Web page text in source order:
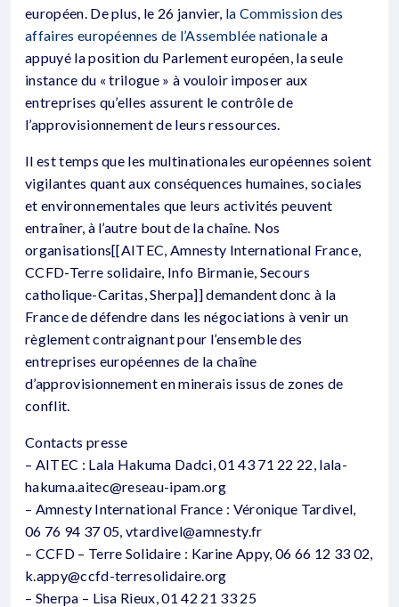
européen. De plus, le 26 janvier, la Commission des
affaires européennes de l’Assemblée nationale a
appuyé la position du Parlement européen, la seule
instance du « trilogue » à vouloir imposer aux
entreprises qu’elles assurent le contrôle de
l’approvisionnement de leurs ressources.
Il est temps que les multinationales européennes soient
vigilantes quant aux conséquences humaines, sociales
et environnementales que leurs activités peuvent
entraîner, à l’autre bout de la chaîne. Nos
organisations[[AITEC, Amnesty International France,
CCFD-Terre solidaire, Info Birmanie, Secours
catholique-Caritas, Sherpa]] demandent donc à la
France de défendre dans les négociations à venir un
règlement contraignant pour l’ensemble des
entreprises européennes de la chaîne
d’approvisionnement en minerais issus de zones de
conflit.
Contacts presse
– AITEC : Lala Hakuma Dadci, 01 43 71 22 22, lala-
hakuma.aitec@reseau-ipam.org
– Amnesty International France : Véronique Tardivel,
06 76 94 37 05, vtardivel@amnesty.fr
– CCFD – Terre Solidaire : Karine Appy, 06 66 12 33 02,
k.appy@ccfd-terresolidaire.org
– Sherpa – Lisa Rieux, 01 42 21 33 25